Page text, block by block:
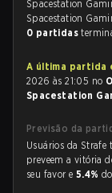
Spacestation
Spacestation
0 partidas
A última partida
2026 às 21:05 no
Spacestation
Previsão da
Usuários da
preveem a vitória
seu favor e 5.4%